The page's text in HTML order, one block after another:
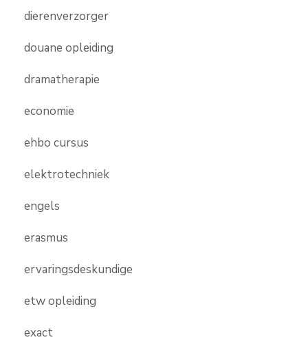
dierenverzorger
douane opleiding
dramatherapie
economie
ehbo cursus
elektrotechniek
engels
erasmus
ervaringsdeskundige
etw opleiding
exact